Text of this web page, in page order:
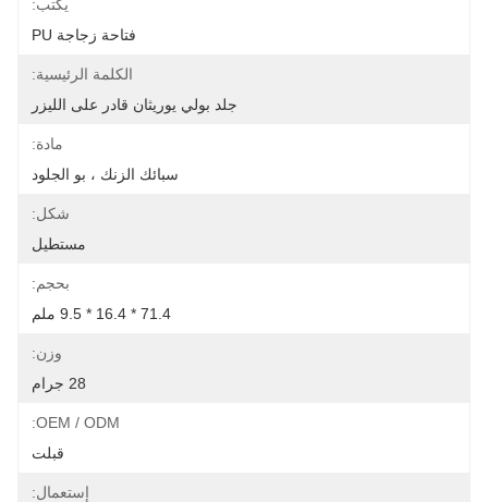
يكتب:
فتاحة زجاجة PU
الكلمة الرئيسية:
جلد بولي يوريثان قادر على الليزر
مادة:
سبائك الزنك ، بو الجلود
شكل:
مستطيل
بحجم:
71.4 * 16.4 * 9.5 ملم
وزن:
28 جرام
OEM / ODM:
قبلت
إستعمال: